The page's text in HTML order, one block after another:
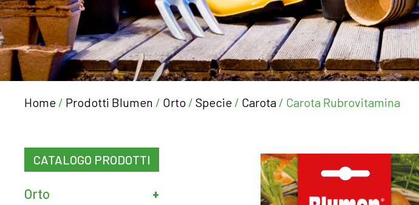
Home / Prodotti Blumen / Orto / Specie / Carota / Carota Rubrovitamina
CATALOGO PRODOTTI
Orto